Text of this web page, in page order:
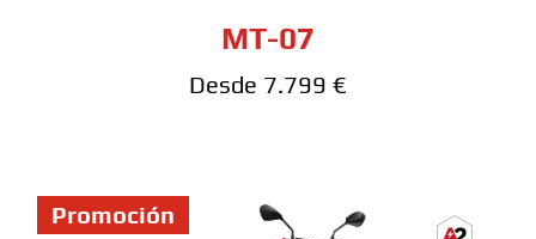
MT-07
Desde 7.799 €
Promoción